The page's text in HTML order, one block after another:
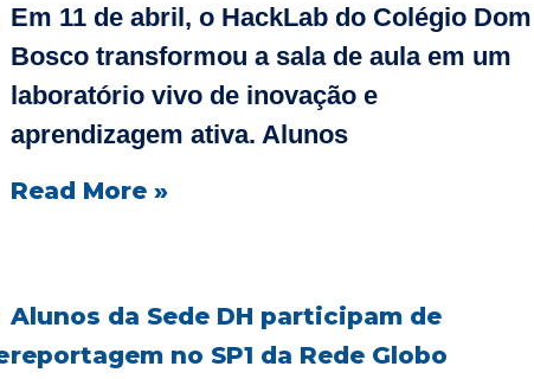
Em 11 de abril, o HackLab do Colégio Dom
Bosco transformou a sala de aula em um
laboratório vivo de inovação e
aprendizagem ativa. Alunos
Read More »
Alunos da Sede DH participam de
reportagem no SP1 da Rede Globo